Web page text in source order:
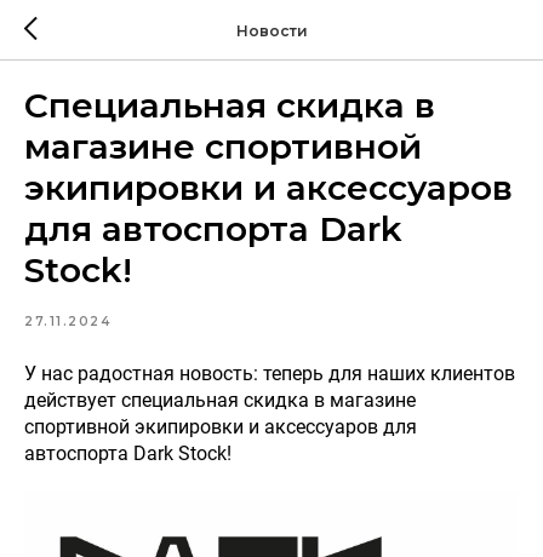
Новости
Специальная скидка в
магазине спортивной
экипировки и аксессуаров
для автоспорта Dark
Stock!
27.11.2024
У нас радостная новость: теперь для наших клиентов
действует специальная скидка в магазине
спортивной экипировки и аксессуаров для
автоспорта Dark Stock!